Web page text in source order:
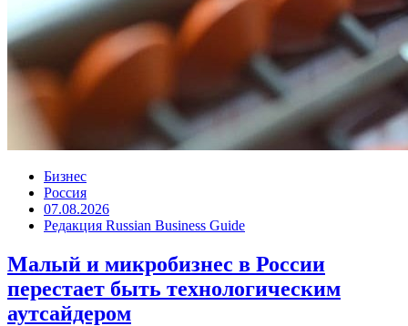
Бизнес
Россия
07.08.2026
Редакция Russian Business Guide
Малый и микробизнес в России
перестает быть технологическим
аутсайдером